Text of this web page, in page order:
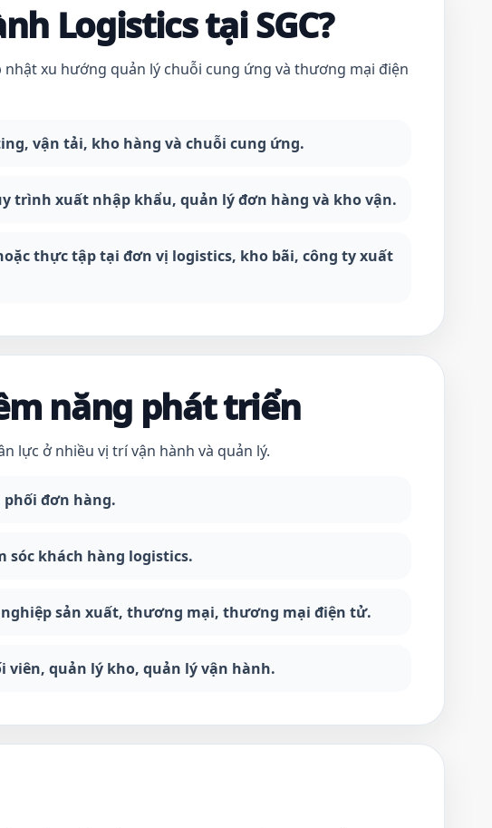
Logistics tại SGC?
xu hướng quản lý chuỗi cung ứng và thương mại điện
vận tải, kho hàng và chuỗi cung ứng.
trình xuất nhập khẩu, quản lý đơn hàng và kho vận.
thực tập tại đơn vị logistics, kho bãi, công ty xuất
năng phát triển
lực ở nhiều vị trí vận hành và quản lý.
phối đơn hàng.
sóc khách hàng logistics.
sản xuất, thương mại, thương mại điện tử.
quản lý kho, quản lý vận hành.